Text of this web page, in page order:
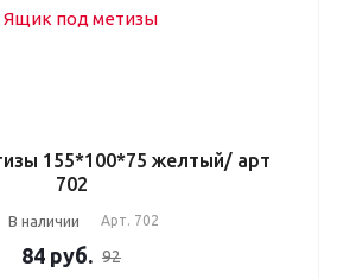
155*100*75 желтый/ арт
702
В наличии Арт. 702
84 руб. 92